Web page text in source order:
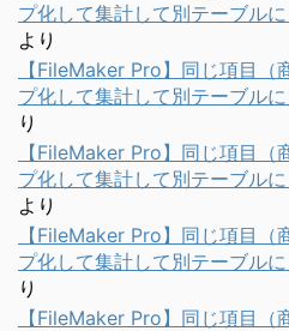
プ化して集計して別テーブル
より
【FileMaker Pro】同じ項目（
プ化して集計して別テーブル
り
【FileMaker Pro】同じ項目（
プ化して集計して別テーブル
より
【FileMaker Pro】同じ項目（
プ化して集計して別テーブル
り
【FileMaker Pro】同じ項目（